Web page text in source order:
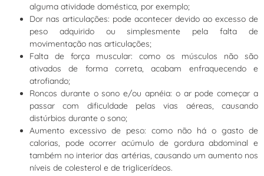
alguma atividade doméstica, por exemplo;
Dor nas articulações: pode acontecer devido ao excesso de
peso adquirido ou simplesmente pela falta de
movimentação nas articulações;
Falta de força muscular: como os músculos não são
ativados de forma correta, acabam enfraquecendo e
atrofiando;
Roncos durante o sono e/ou apnéia: o ar pode começar a
passar com dificuldade pelas vias aéreas, causando
distúrbios durante o sono;
Aumento excessivo de peso: como não há o gasto de
calorias, pode ocorrer acúmulo de gordura abdominal e
também no interior das artérias, causando um aumento nos
níveis de colesterol e de triglicerídeos.